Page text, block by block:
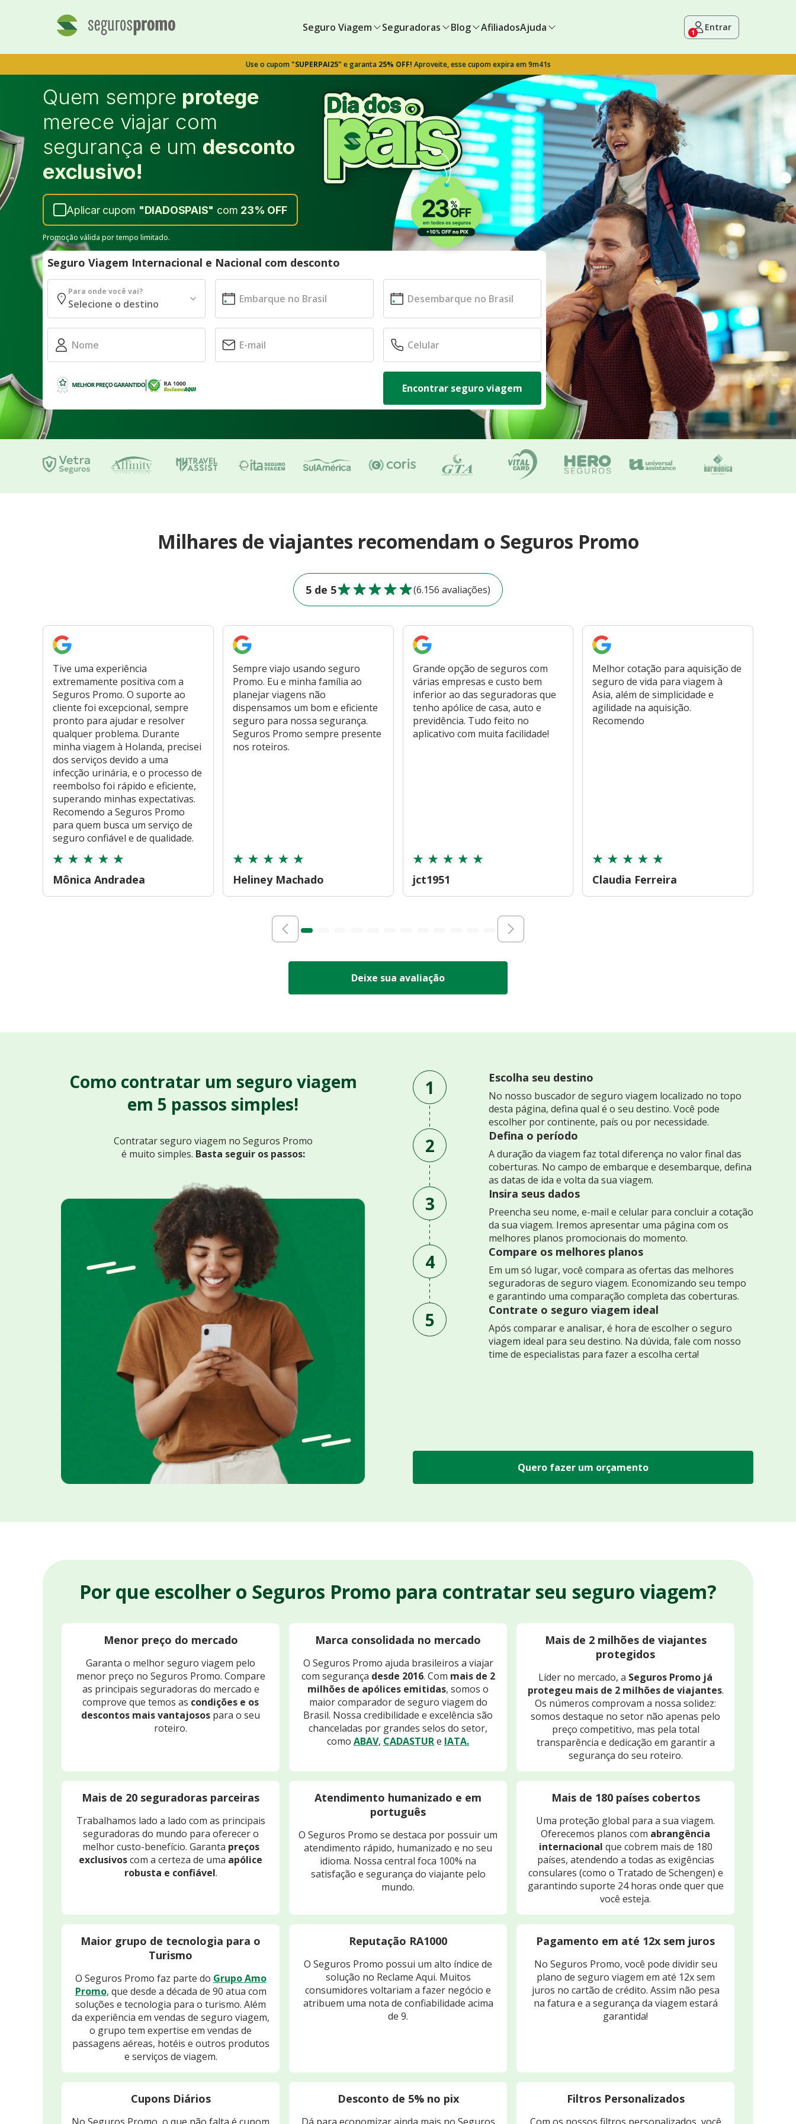
Seguro Viagem Seguradoras Blog AfiliadosAjuda 1 Entrar
Use o cupom"SUPERPAI25" e garanta 25% OFF! Aproveite, esse cupom expira em 9m40s
Quem sempre protege
merece viajar com
segurança e um desconto
exclusivo!
Aplicar cupom "DIADOSPAIS" com 23% OFF
Promoção válida por tempo limitado.
Seguro Viagem Internacional e Nacional com desconto
Para onde você vai?
Encontrar seguro viagem
Milhares de viajantes recomendam o Seguros Promo
5 de 5 (6.156 avaliações)
Tive uma experiência
extremamente positiva com a
Seguros Promo. O suporte ao
cliente foi excepcional, sempre
pronto para ajudar e resolver
qualquer problema. Durante
minha viagem à Holanda, precisei
dos serviços devido a uma
infecção urinária, e o processo de
reembolso foi rápido e eficiente,
superando minhas expectativas.
Recomendo a Seguros Promo
para quem busca um serviço de
seguro confiável e de qualidade.
Mônica Andradea
Sempre viajo usando seguro
Promo. Eu e minha família ao
planejar viagens não
dispensamos um bom e eficiente
seguro para nossa segurança.
Seguros Promo sempre presente
nos roteiros.
Heliney Machado
Grande opção de seguros com
várias empresas e custo bem
inferior ao das seguradoras que
tenho apólice de casa, auto e
previdência. Tudo feito no
aplicativo com muita facilidade!
jct1951
Melhor cotação para aquisição de
seguro de vida para viagem à
Asia, além de simplicidade e
agilidade na aquisição.
Recomendo
Claudia Ferreira
Deixe sua avaliação
Como contratar um seguro viagem
em 5 passos simples!
Contratar seguro viagem no Seguros Promo
é muito simples. Basta seguir os passos:
1 Escolha seu destino
No nosso buscador de seguro viagem localizado no topo
desta página, defina qual é o seu destino. Você pode
escolher por continente, país ou por necessidade.
2 Defina o período
A duração da viagem faz total diferença no valor final das
coberturas. No campo de embarque e desembarque, defina
as datas de ida e volta da sua viagem.
3 Insira seus dados
Preencha seu nome, e-mail e celular para concluir a cotação
da sua viagem. Iremos apresentar uma página com os
melhores planos promocionais do momento.
4 Compare os melhores planos
Em um só lugar, você compara as ofertas das melhores
seguradoras de seguro viagem. Economizando seu tempo
e garantindo uma comparação completa das coberturas.
5 Contrate o seguro viagem ideal
Após comparar e analisar, é hora de escolher o seguro
viagem ideal para seu destino. Na dúvida, fale com nosso
time de especialistas para fazer a escolha certa!
Quero fazer um orçamento
Por que escolher o Seguros Promo para contratar seu seguro viagem?
Menor preço do mercado
Garanta o melhor seguro viagem pelo
menor preço no Seguros Promo. Compare
as principais seguradoras do mercado e
comprove que temos as condições e os
descontos mais vantajosos para o seu
roteiro.
Marca consolidada no mercado
O Seguros Promo ajuda brasileiros a viajar
com segurança desde 2016. Com mais de 2
milhões de apólices emitidas, somos o
maior comparador de seguro viagem do
Brasil. Nossa credibilidade e excelência são
chanceladas por grandes selos do setor,
como ABAV, CADASTURe IATA.
Mais de 2 milhões de viajantes
protegidos
Líder no mercado, a Seguros Promo já
protegeu mais de 2 milhões de viajantes.
Os números comprovam a nossa solidez:
somos destaque no setor não apenas pelo
preço competitivo, mas pela total
transparência e dedicação em garantir a
segurança do seu roteiro.
Mais de 20 seguradoras parceiras
Trabalhamos lado a lado com as principais
seguradoras do mundo para oferecer o
melhor custo-benefício. Garanta preços
exclusivoscom a certeza de uma apólice
robusta e confiável.
Atendimento humanizado e em
português
O Seguros Promo se destaca por possuir um
atendimento rápido, humanizado e no seu
idioma. Nossa central foca 100% na
satisfação e segurança do viajante pelo
mundo.
Mais de 180 países cobertos
Uma proteção global para a sua viagem.
Oferecemos planos com abrangência
internacional que cobrem mais de 180
países, atendendo a todas as exigências
consulares (como o Tratado de Schengen) e
garantindo suporte 24 horas onde quer que
você esteja.
Maior grupo de tecnologia para o
Turismo
O Seguros Promo faz parte do Grupo Amo
Promo, que desde a década de 90 atua com
soluções e tecnologia para o turismo. Além
da experiência em vendas de seguro viagem,
o grupo tem expertise em vendas de
passagens aéreas, hotéis e outros produtos
e serviços de viagem.
Reputação RA1000
O Seguros Promo possui um alto índice de
solução no Reclame Aqui. Muitos
consumidores voltariam a fazer negócio e
atribuem uma nota de confiabilidade acima
de 9.
Pagamento em até 12x sem juros
No Seguros Promo, você pode dividir seu
plano de seguro viagem em até 12x sem
juros no cartão de crédito. Assim não pesa
na fatura e a segurança da viagem estará
garantida!
Cupons Diários Desconto de 5% no pix Filtros Personalizados